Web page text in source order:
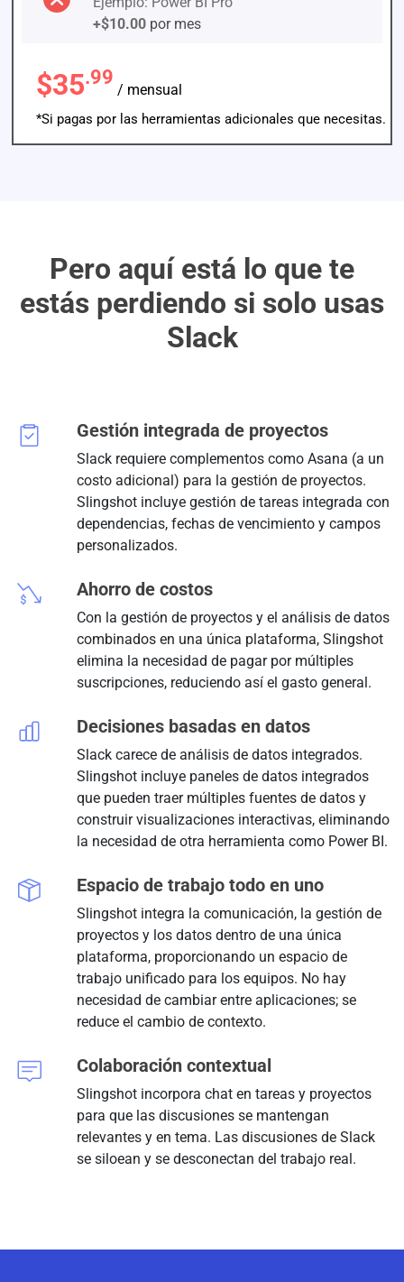
+$10.00 por mes
$35.99
/ mensual
*Si pagas por las herramientas adicionales que necesitas.
Pero aquí está lo que te
estás perdiendo si solo usas
Slack
Gestión integrada de proyectos
Slack requiere complementos como Asana (a un
costo adicional) para la gestión de proyectos.
Slingshot incluye gestión de tareas integrada con
dependencias, fechas de vencimiento y campos
personalizados.
Ahorro de costos
Con la gestión de proyectos y el análisis de datos
combinados en una única plataforma, Slingshot
elimina la necesidad de pagar por múltiples
suscripciones, reduciendo así el gasto general.
Decisiones basadas en datos
Slack carece de análisis de datos integrados.
Slingshot incluye paneles de datos integrados
que pueden traer múltiples fuentes de datos y
construir visualizaciones interactivas, eliminando
la necesidad de otra herramienta como Power BI.
Espacio de trabajo todo en uno
Slingshot integra la comunicación, la gestión de
proyectos y los datos dentro de una única
plataforma, proporcionando un espacio de
trabajo unificado para los equipos. No hay
necesidad de cambiar entre aplicaciones; se
reduce el cambio de contexto.
Colaboración contextual
Slingshot incorpora chat en tareas y proyectos
para que las discusiones se mantengan
relevantes y en tema. Las discusiones de Slack
se siloean y se desconectan del trabajo real.